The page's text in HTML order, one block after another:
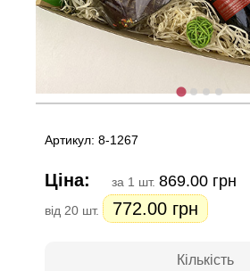
Артикул: 8-1267
Ціна: за 1 шт. 869.00 грн
від 20 шт. 772.00 грн
Кількість